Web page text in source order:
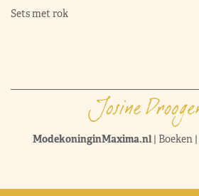
Sets met rok
ModekoninginMaxima.nl| Boeken|